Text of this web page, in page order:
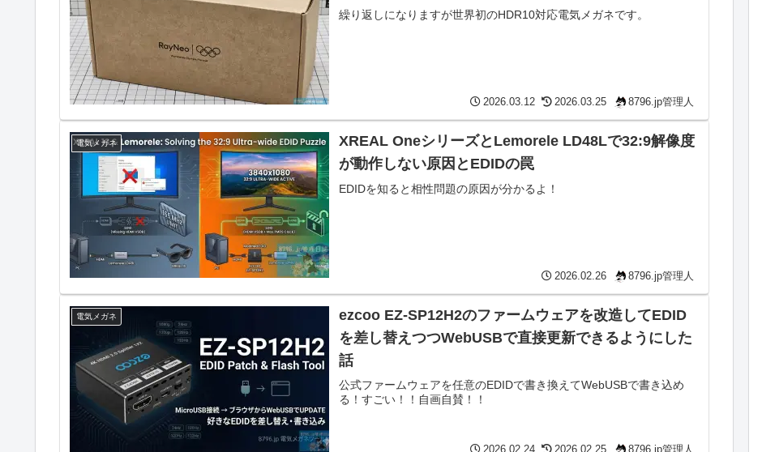
繰り返しになりますが世界初のHDR10対応電気メガネです。
2026.03.12 2026.03.25 8796.jp管理人
電気メガネ
XREAL OneシリーズとLemorele LD48Lで32:9解像度
が動作しない原因とEDIDの罠
EDIDを知ると相性問題の原因が分かるよ！
2026.02.26 8796.jp管理人
電気メガネ
ezcoo EZ-SP12H2のファームウェアを改造してEDID
を差し替えつつWebUSBで直接更新できるようにした
話
公式ファームウェアを任意のEDIDで書き換えてWebUSBで書き込め
る！すごい！！自画自賛！！
2026.02.24 2026.02.25 8796.jp管理人